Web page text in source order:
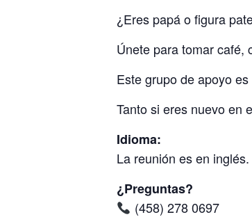
¿Eres papá o figura
Únete para tomar café,
Este grupo de apoyo
Tanto si eres nuevo en
Idioma:
La reunión es en
¿Preguntas?
(458) 278 0697